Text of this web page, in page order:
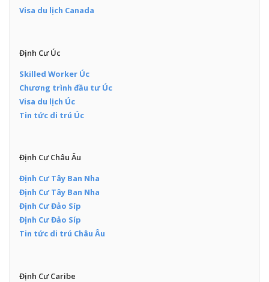
Visa du lịch Canada
Định Cư Úc
Skilled Worker Úc
Chương trình đầu tư Úc
Visa du lịch Úc
Tin tức di trú Úc
Định Cư Châu Âu
Định Cư Tây Ban Nha
Định Cư Tây Ban Nha
Định Cư Đảo Síp
Định Cư Đảo Síp
Tin tức di trú Châu Âu
Định Cư Caribe